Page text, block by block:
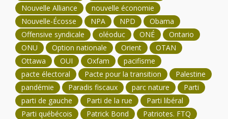
Nouvelle Alliance
nouvelle économie
Nouvelle-Écosse
NPA NPD
Obama
Offensive syndicale
oléoduc ONÉ
Ontario
ONU
Option nationale Orient
OTAN
Ottawa
OUI Oxfam
pacifisme
pacte électoral
Pacte pour la transition
Palestine
pandémie
Paradis fiscaux parc nature
Parti
parti de gauche
Parti de la rue
Parti libéral
Parti québécois
Patrick Bond
Patriotes. FTQ